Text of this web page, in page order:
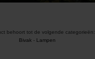
behoort tot de volgende categorieën:
Bivak - Lampen